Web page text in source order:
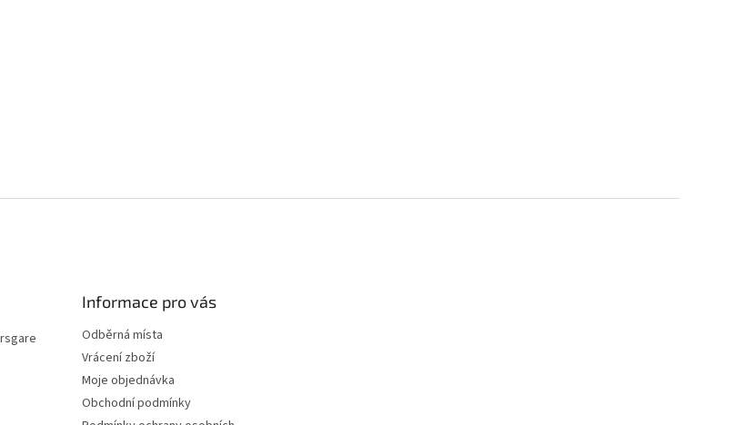
Informace pro vás
Odběrná místa
Vrácení zboží
Moje objednávka
Obchodní podmínky